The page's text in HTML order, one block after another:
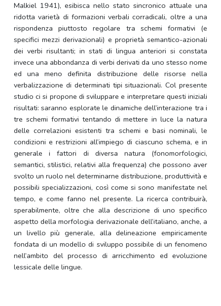
Malkiel 1941), esibisca nello stato sincronico attuale una
ridotta varietà di formazioni verbali corradicali, oltre a una
rispondenza piuttosto regolare tra schemi formativi (e
specifici mezzi derivazionali) e proprietà semantico-azionali
dei verbi risultanti; in stati di lingua anteriori si constata
invece una abbondanza di verbi derivati da uno stesso nome
ed una meno definita distribuzione delle risorse nella
verbalizzazione di determinati tipi situazionali. Col presente
studio ci si propone di sviluppare e interpretare questi iniziali
risultati: saranno esplorate le dinamiche dell’interazione tra i
tre schemi formativi tentando di mettere in luce la natura
delle correlazioni esistenti tra schemi e basi nominali, le
condizioni e restrizioni all’impiego di ciascuno schema, e in
generale i fattori di diversa natura (fonomorfologici,
semantici, stilistici, relativi alla frequenza) che possono aver
svolto un ruolo nel determinarne distribuzione, produttività e
possibili specializzazioni, così come si sono manifestate nel
tempo, e come fanno nel presente. La ricerca contribuirà,
sperabilmente, oltre che alla descrizione di uno specifico
aspetto della morfologia derivazionale dell’italiano, anche, a
un livello più generale, alla delineazione empiricamente
fondata di un modello di sviluppo possibile di un fenomeno
nell’ambito del processo di arricchimento ed evoluzione
lessicale delle lingue.